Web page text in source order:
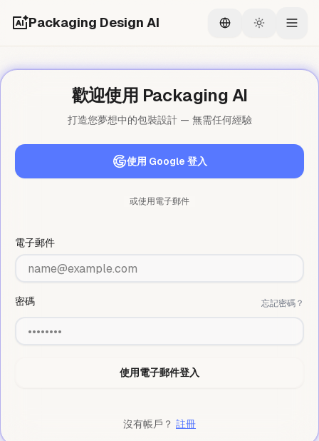
Packaging Design AI Switch language
Switch
歡迎使用 Packaging AI
打造您夢想中的包裝設計 — 無需任何經驗
使用 Google 登入
或使用電子郵件
電子郵件
密碼 忘記密碼？
使用電子郵件登入
沒有帳戶？ 註冊